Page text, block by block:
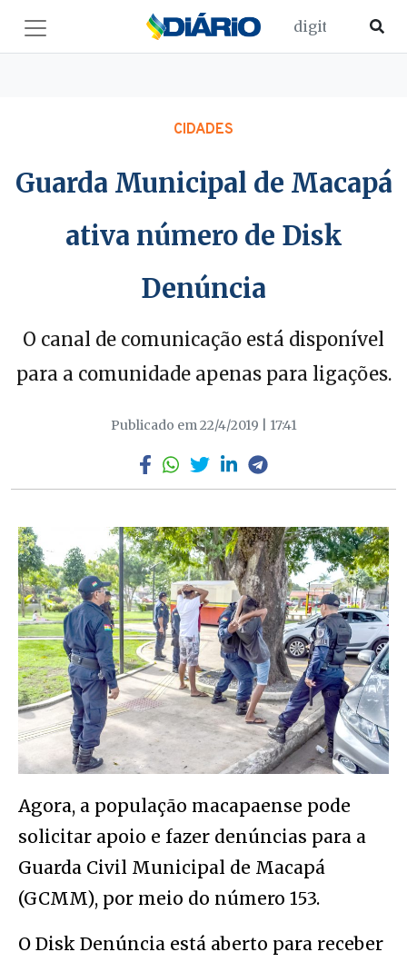
CIDADES
Guarda Municipal de Macapá
ativa número de Disk
Denúncia
O canal de comunicação está disponível
para a comunidade apenas para ligações.
Publicado em 22/4/2019 | 17:41
Agora, a população macapaense pode
solicitar apoio e fazer denúncias para a
Guarda Civil Municipal de Macapá
(GCMM), por meio do número 153.
O Disk Denúncia está aberto para receber